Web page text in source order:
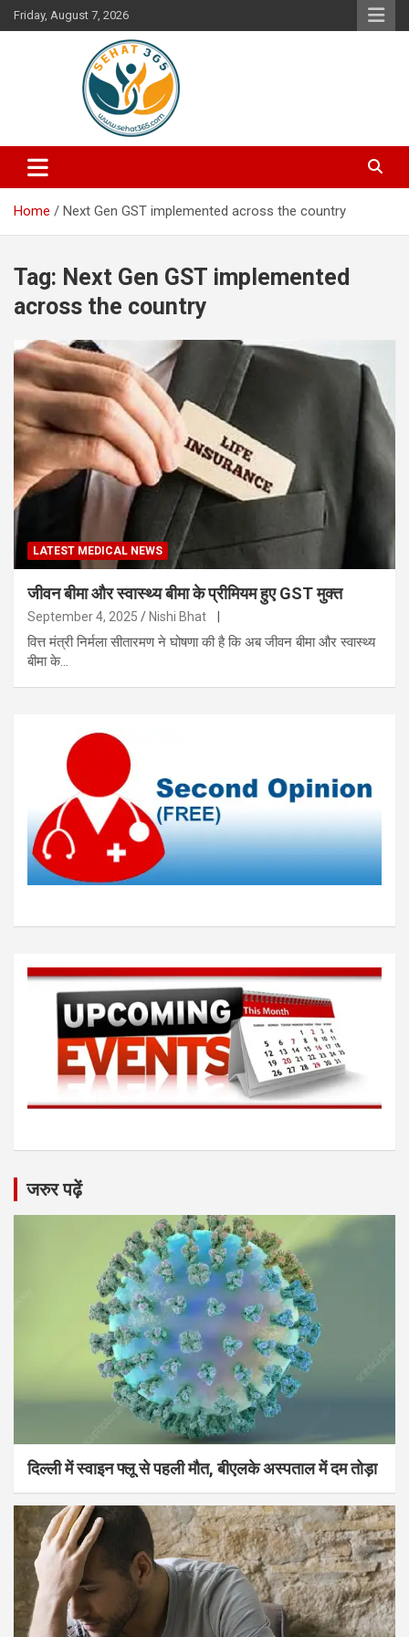
Skip
to
Friday, August 7, 2026
Sehat365
Your's Complete Health Guide
Home Next Gen GST implemented across the country
Tag: Next Gen GST implemented
across the country
LATEST MEDICAL NEWS
जीवन बीमा और स्वास्थ्य बीमा के प्रीमियम हुए GST मुक्त
September 4, 2025 Nishi Bhat
वित्त मंत्री निर्मला सीतारमण ने घोषणा की है कि अब जीवन बीमा और स्वास्थ्य
बीमा के…
जरुर पढ़ें
दिल्ली में स्वाइन फ्लू से पहली मौत, बीएलके अस्पताल में दम तोड़ा